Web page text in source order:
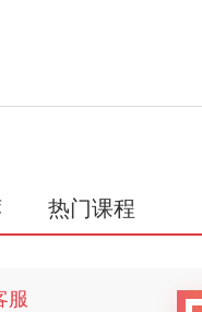
热门课程
服